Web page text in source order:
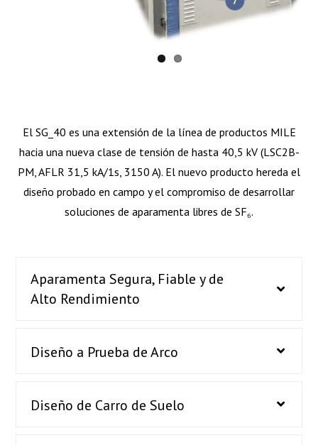
El SG_40 es una extensión de la línea de productos MILE
hacia una nueva clase de tensión de hasta 40,5 kV (LSC2B-
PM, AFLR 31,5 kA/1s, 3150 A). El nuevo producto hereda el
diseño probado en campo y el compromiso de desarrollar
soluciones de aparamenta libres de SF₆.
Aparamenta Segura, Fiable y de
Alto Rendimiento
Diseño a Prueba de Arco
Diseño de Carro de Suelo